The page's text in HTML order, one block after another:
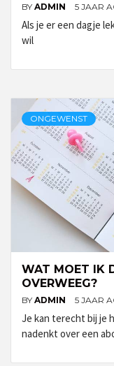
BY ADMIN 5 JAAR
Als je er een dagje
wil
ONGEWENST
WAT MOET IK
OVERWEEG?
BY ADMIN 5 JAAR
Je kan terecht bij je
nadenkt over een